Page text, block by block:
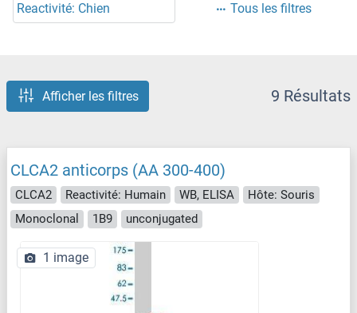
Reactivité: Chien Tous les filtres
Afficher les filtres 9 Résultats
CLCA2 anticorps (AA 300-400)
CLCA2 Reactivité: Humain WB, ELISA
Hôte: Souris
Monoclonal
1B9 unconjugated
1 image